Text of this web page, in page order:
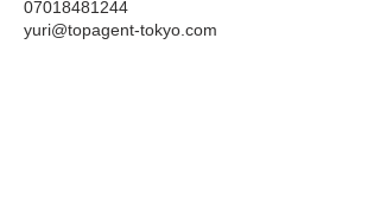
07018481244
yuri@topagent-tokyo.com